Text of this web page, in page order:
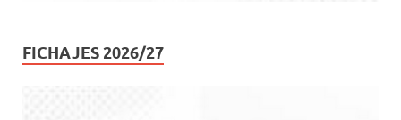
FICHAJES 2026/27